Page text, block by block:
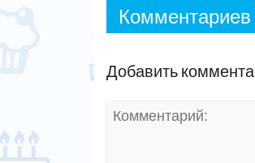
Комментариев
Добавить